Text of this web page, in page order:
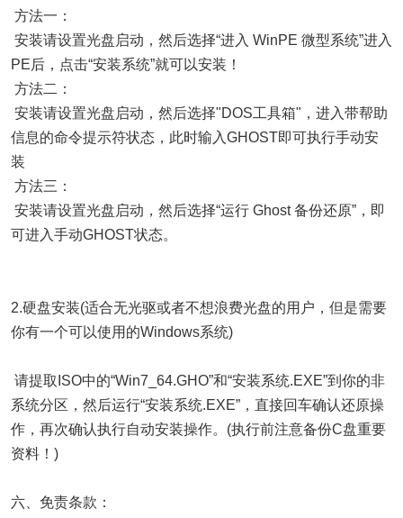
方法一：
安装请设置光盘启动，然后选择“进入 WinPE 微型系统”进入
PE后，点击“安装系统”就可以安装！
方法二：
安装请设置光盘启动，然后选择"DOS工具箱"，进入带帮助
信息的命令提示符状态，此时输入GHOST即可执行手动安
装
方法三：
安装请设置光盘启动，然后选择“运行 Ghost 备份还原”，即
可进入手动GHOST状态。
2.硬盘安装(适合无光驱或者不想浪费光盘的用户，但是需要
你有一个可以使用的Windows系统)
请提取ISO中的“Win7_64.GHO”和“安装系统.EXE”到你的非
系统分区，然后运行“安装系统.EXE”，直接回车确认还原操
作，再次确认执行自动安装操作。(执行前注意备份C盘重要
资料！)
六、免责条款：